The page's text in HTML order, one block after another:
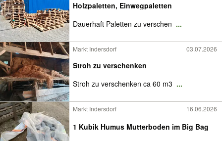
Holzpaletten, Einwegpaletten
Dauerhaft Paletten zu verschen ...
Markt Indersdorf 03.07.2026
Stroh zu verschenken
Stroh zu verschenken ca 60 m3 ...
Markt Indersdorf 16.06.2026
1 Kubik Humus Mutterboden im Big Bag